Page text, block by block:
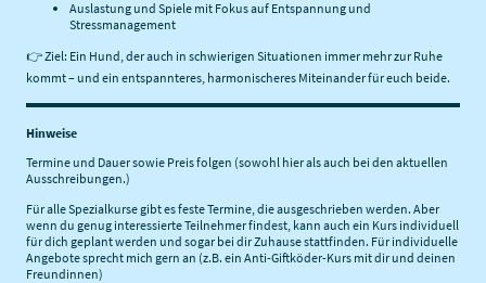
Auslastung und Spiele mit Fokus auf Entspannung und
Stressmanagement
👉 Ziel: Ein Hund, der auch in schwierigen Situationen immer mehr zur Ruhe
kommt – und ein entspannteres, harmonischeres Miteinander für euch beide.
Hinweise
Termine und Dauer sowie Preis folgen (sowohl hier als auch bei den aktuellen
Ausschreibungen.)
Für alle Spezialkurse gibt es feste Termine, die ausgeschrieben werden. Aber
wenn du genug interessierte Teilnehmer findest, kann auch ein Kurs individuell
für dich geplant werden und sogar bei dir Zuhause stattfinden. Für individuelle
Angebote sprecht mich gern an (z.B. ein Anti-Giftköder-Kurs mit dir und deinen
Freundinnen)